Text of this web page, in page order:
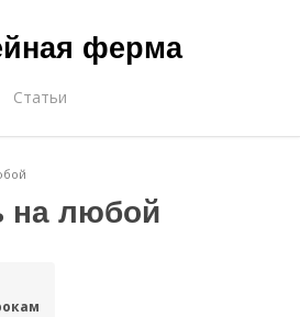
ферма
Статьи
на любой